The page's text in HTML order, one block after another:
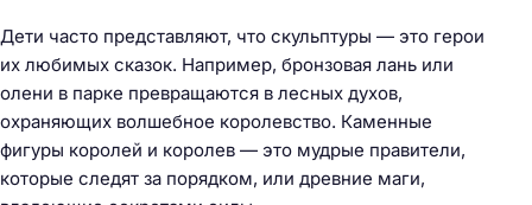
Дети часто представляют, что скульптуры — это герои
их любимых сказок. Например, бронзовая лань или
олени в парке превращаются в лесных духов,
охраняющих волшебное королевство. Каменные
фигуры королей и королев — это мудрые правители,
которые следят за порядком, или древние маги,